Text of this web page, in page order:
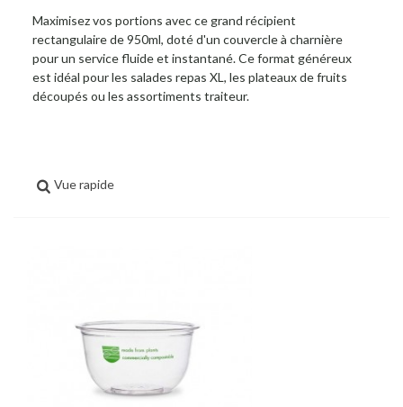
Maximisez vos portions avec ce grand récipient
rectangulaire de 950ml, doté d'un couvercle à charnière
pour un service fluide et instantané. Ce format généreux
est idéal pour les salades repas XL, les plateaux de fruits
découpés ou les assortiments traiteur.
Vue rapide